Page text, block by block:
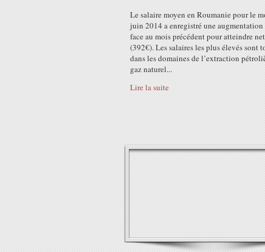
Le salaire moyen en Roumanie pour le
juin 2014 a enregistré une augmentation
face au mois précédent pour atteindre
(392€). Les salaires les plus élevés sont
dans les domaines de l’extraction
gaz naturel...
Lire la suite